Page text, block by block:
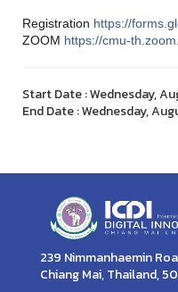
Registration https://
ZOOM https://cmu-
Start Date : Wednesday,
End Date : Wednesday,
239 Nimmanhaemin
Chiang Mai, Thailand,